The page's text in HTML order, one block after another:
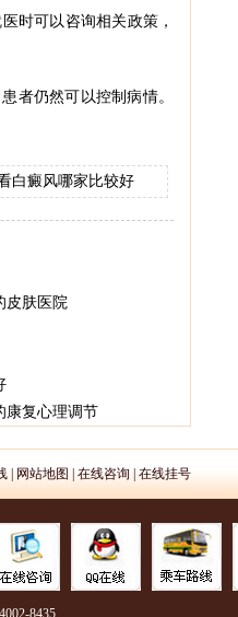
时可以咨询相关政策，
者仍然可以控制病情。
白癜风哪家比较好
皮肤医院
康复心理调节
网站地图 在线咨询 在线挂号
8435